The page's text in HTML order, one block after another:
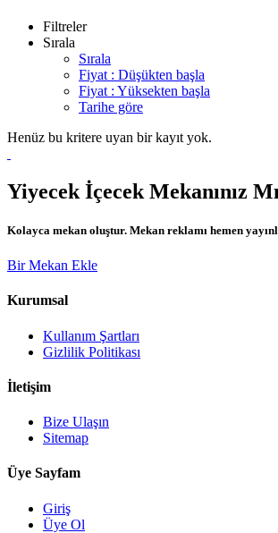
Filtreler
Sırala
Sırala
Fiyat : Düşükten başla
Fiyat : Yüksekten başla
Tarihe göre
Henüz bu kritere uyan bir kayıt yok.
Yiyecek İçecek Mekanınız
Kolayca mekan oluştur. Mekan reklamı hemen
Bir Mekan Ekle
Kurumsal
Kullanım Şartları
Gizlilik Politikası
İletişim
Bize Ulaşın
Sitemap
Üye Sayfam
Giriş
Üye Ol